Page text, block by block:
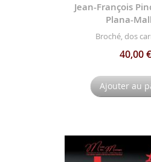
Jean-François
Plana-
Broché, dos
40,00 €
Ajouter au